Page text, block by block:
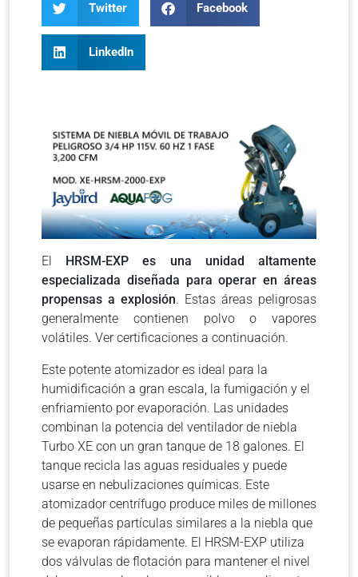
Twitter Facebook
LinkedIn
El
HRSM-EXP es una unidad altamente
especializada diseñada para operar en áreas
propensas a explosión. Estas áreas peligrosas
generalmente contienen polvo o vapores
volátiles. Ver certificaciones a continuación.
Este potente atomizador es ideal para la
humidificación a gran escala, la fumigación y el
enfriamiento por evaporación. Las unidades
combinan la potencia del ventilador de niebla
Turbo XE con un gran tanque de 18 galones. El
tanque recicla las aguas residuales y puede
usarse en nebulizaciones químicas. Este
atomizador centrífugo produce miles de millones
de pequeñas partículas similares a la niebla que
se evaporan rápidamente. El HRSM-EXP utiliza
dos válvulas de flotación para mantener el nivel